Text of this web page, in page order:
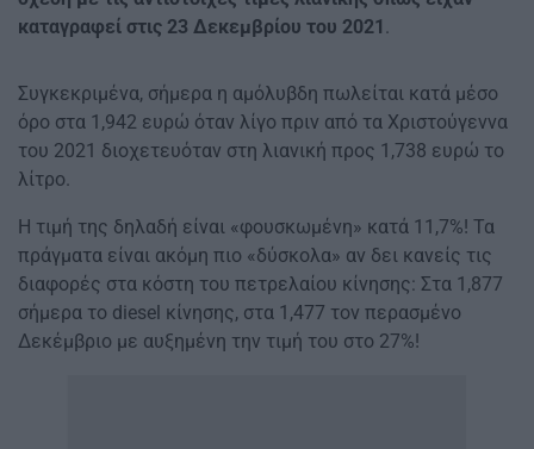
καταγραφεί στις 23 Δεκεμβρίου του 2021 .
Συγκεκριμένα, σήμερα η αμόλυβδη πωλείται κατά μέσο
όρο στα 1,942 ευρώ όταν λίγο πριν από τα Χριστούγεννα
του 2021 διοχετευόταν στη λιανική προς 1,738 ευρώ το
λίτρο.
Η τιμή της δηλαδή είναι «φουσκωμένη» κατά 11,7%! Τα
πράγματα είναι ακόμη πιο «δύσκολα» αν δει κανείς τις
διαφορές στα κόστη του πετρελαίου κίνησης: Στα 1,877
σήμερα το diesel κίνησης, στα 1,477 τον περασμένο
Δεκέμβριο με αυξημένη την τιμή του στο 27%!